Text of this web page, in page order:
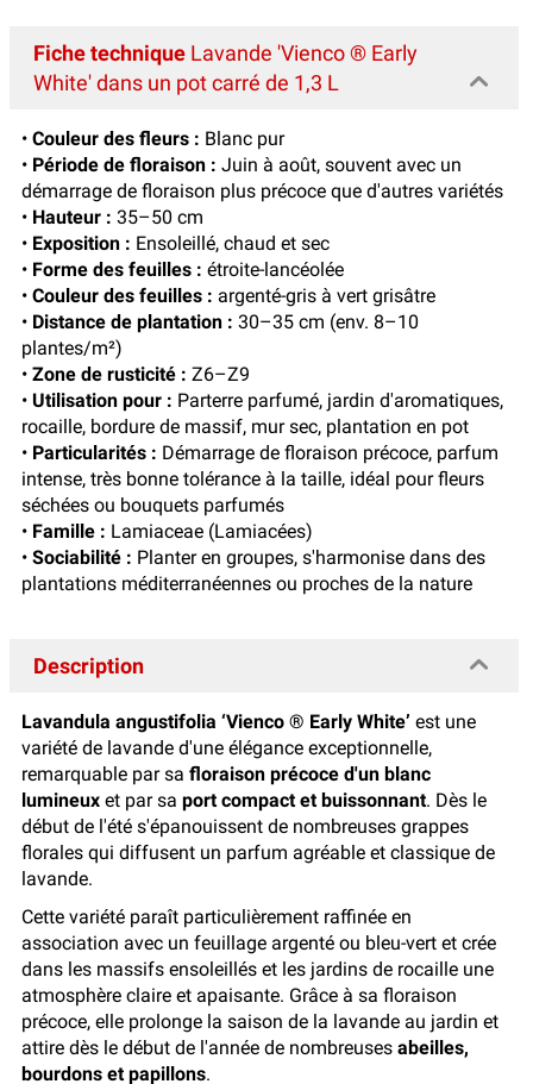
Fiche technique Lavande 'Vienco ® Early
White' dans un pot carré de 1,3 L
• Couleur des fleurs : Blanc pur
• Période de floraison : Juin à août, souvent avec un
démarrage de floraison plus précoce que d'autres variétés
• Hauteur : 35–50 cm
• Exposition : Ensoleillé, chaud et sec
• Forme des feuilles : étroite-lancéolée
• Couleur des feuilles : argenté-gris à vert grisâtre
• Distance de plantation : 30–35 cm (env. 8–10
plantes/m²)
• Zone de rusticité : Z6–Z9
• Utilisation pour : Parterre parfumé, jardin d'aromatiques,
rocaille, bordure de massif, mur sec, plantation en pot
• Particularités : Démarrage de floraison précoce, parfum
intense, très bonne tolérance à la taille, idéal pour fleurs
séchées ou bouquets parfumés
• Famille : Lamiaceae (Lamiacées)
• Sociabilité : Planter en groupes, s'harmonise dans des
plantations méditerranéennes ou proches de la nature
Description
Lavandula angustifolia ‘Vienco ® Early White’ est une
variété de lavande d'une élégance exceptionnelle,
remarquable par sa floraison précoce d'un blanc
lumineux et par sa port compact et buissonnant. Dès le
début de l'été s'épanouissent de nombreuses grappes
florales qui diffusent un parfum agréable et classique de
lavande.
Cette variété paraît particulièrement raffinée en
association avec un feuillage argenté ou bleu-vert et crée
dans les massifs ensoleillés et les jardins de rocaille une
atmosphère claire et apaisante. Grâce à sa floraison
précoce, elle prolonge la saison de la lavande au jardin et
attire dès le début de l'année de nombreuses abeilles,
bourdons et papillons.